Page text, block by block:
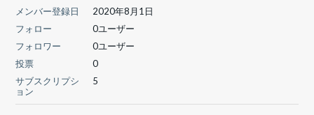
メンバー登録日
2020年8月1日
フォロー
0ユーザー
フォロワー
0ユーザー
投票
0
サブスクリプシ
ョン
5